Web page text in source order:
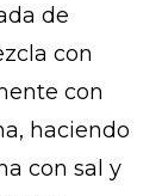
de
con
con
haciendo
con sal y